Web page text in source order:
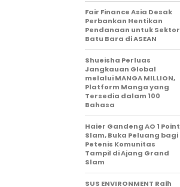
Fair Finance Asia Desak
Perbankan Hentikan
Pendanaan untuk Sektor
Batu Bara di ASEAN
Shueisha Perluas
Jangkauan Global
melalui MANGA MILLION,
Platform Manga yang
Tersedia dalam 100
Bahasa
Haier Gandeng AO 1 Point
Slam, Buka Peluang bagi
Petenis Komunitas
Tampil di Ajang Grand
Slam
SUS ENVIRONMENT Raih